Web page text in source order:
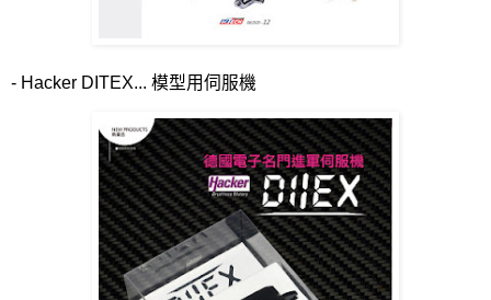
- Hacker DITEX... 模型用伺服機